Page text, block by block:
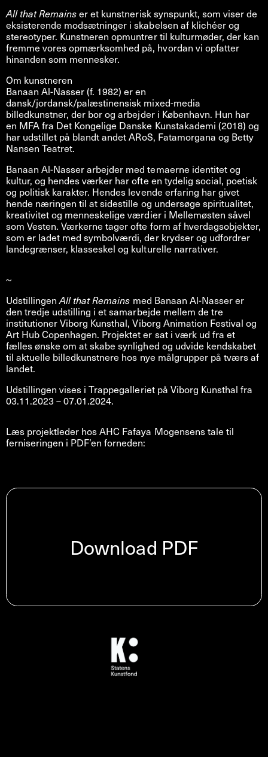
All that Remainser et kunstnerisk synspunkt, som viser de
eksisterende modsætninger i skabelsen af klichéer og
stereotyper. Kunstneren opmuntrer til kulturmøder, der kan
fremme vores opmærksomhed på, hvordan vi opfatter
hinanden som mennesker.
Om kunstneren
Banaan Al-Nasser (f. 1982) er en
dansk/jordansk/palæstinensisk mixed-media
billedkunstner, der bor og arbejder i København. Hun har
en MFA fra Det Kongelige Danske Kunstakademi (2018) og
har udstillet på blandt andet ARoS, Fatamorgana og Betty
Nansen Teatret.
Banaan Al-Nasser arbejder med temaerne identitet og
kultur, og hendes værker har ofte en tydelig social, poetisk
og politisk karakter. Hendes levende erfaring har givet
hende næringen til at sidestille og undersøge spiritualitet,
kreativitet og menneskelige værdier i Mellemøsten såvel
som Vesten. Værkerne tager ofte form af hverdagsobjekter,
som er ladet med symbolværdi, der krydser og udfordrer
landegrænser, klasseskel og kulturelle narrativer.
~
UdstillingenAll that Remains med Banaan Al-Nasser er
den tredje udstilling i et samarbejde mellem de tre
institutioner Viborg Kunsthal, Viborg Animation Festival og
Art Hub Copenhagen. Projektet er sat i værk ud fra et
fælles ønske om at skabe synlighed og udvide kendskabet
til aktuelle billedkunstnere hos nye målgrupper på tværs af
landet.
Udstillingen vises i Trappegalleriet på Viborg Kunsthal fra
03.11.2023 – 07.01.2024.
Læs projektleder hos AHC Fafaya Mogensens tale til
ferniseringen i PDF’en forneden:
Download PDF